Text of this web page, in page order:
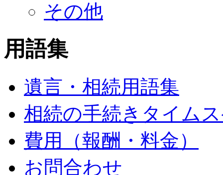
その他
用語集
遺言・相続用語集
相続の手続きタイム
費用（報酬・料金）
お問合わせ